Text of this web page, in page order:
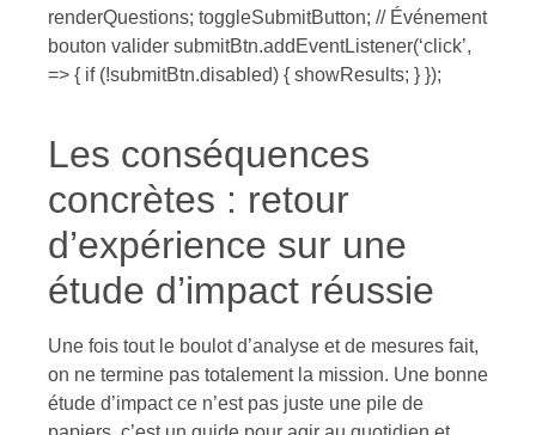
renderQuestions; toggleSubmitButton; // Événement
bouton valider submitBtn.addEventListener(‘click’,
=> { if (!submitBtn.disabled) { showResults; } });
Les conséquences
concrètes : retour
d’expérience sur une
étude d’impact réussie
Une fois tout le boulot d’analyse et de mesures fait,
on ne termine pas totalement la mission. Une bonne
étude d’impact ce n’est pas juste une pile de